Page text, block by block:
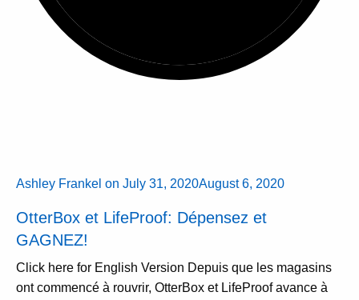
Ashley Frankel on July 31, 2020August 6, 2020
OtterBox et LifeProof: Dépensez et
GAGNEZ!
Click here for English Version Depuis que les magasins
ont commencé à rouvrir, OtterBox et LifeProof avance à